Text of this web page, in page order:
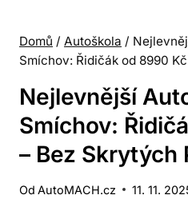
Domů / Autoškola /
Smíchov: Řidičák od 8990
Nejlevnější
Smíchov:
– Bez Skrytých
Od AutoMACH.cz 11. 11.